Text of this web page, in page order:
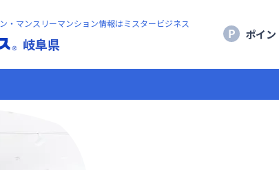
・マンスリーマンション情報はミスタービジネス
岐阜県
ポイ